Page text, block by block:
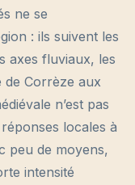
ne se
: ils suivent les
axes fluviaux, les
de Corrèze aux
n’est pas
locales à
peu de moyens,
intensité